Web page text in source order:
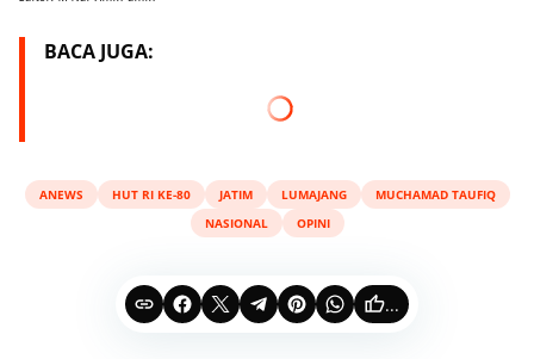
BACA JUGA:
ANEWS HUT RI KE-80 JATIM LUMAJANG
MUCHAMAD TAUFIQ
NASIONAL
OPINI
...